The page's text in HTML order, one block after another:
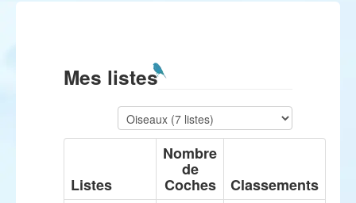
Mes listes
Listes
Nombre
de
Coches Classements